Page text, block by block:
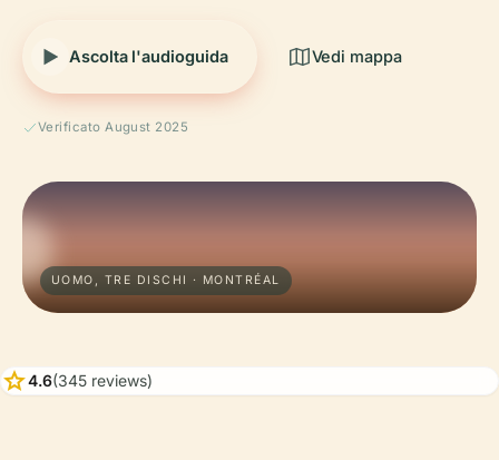
Ascolta l'audioguida Vedi mappa
Verificato August 2025
UOMO, TRE DISCHI · MONTRÉAL
star4.6(345 reviews)